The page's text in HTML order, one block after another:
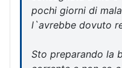
pochi giorni di
l`avrebbe dovuto
Sto preparando la